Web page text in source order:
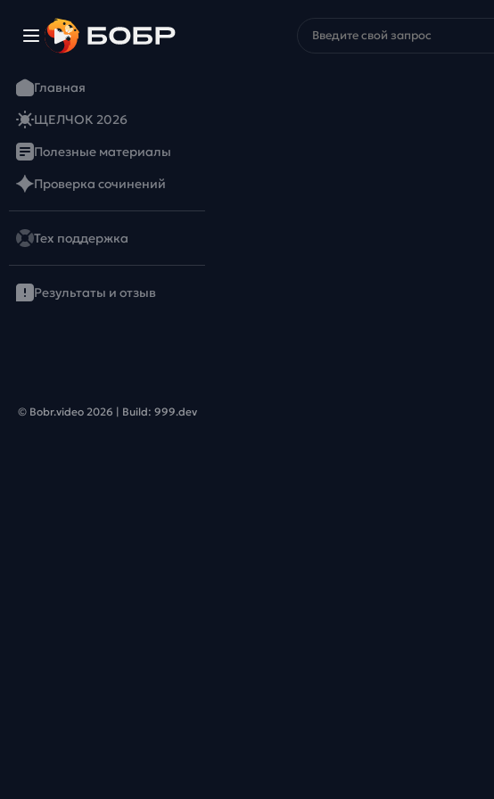
Главная
ЩЕЛЧОК 2026
Полезные материалы
Проверка сочинений
Тех поддержка
Результаты и отзыв
© Bobr.video 2026 | Build: 999.dev